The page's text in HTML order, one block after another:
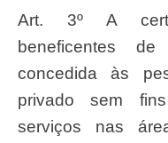
Art. 3º A certificação das entidades
beneficentes
concedida às
privado sem
serviços nas